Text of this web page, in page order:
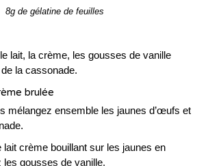
8g de gélatine de feuilles
lait, la crème, les gousses de vanille
la cassonade.
mélangez ensemble les jaunes d’œufs et
lait crème bouillant sur les jaunes en
les gousses de vanille.